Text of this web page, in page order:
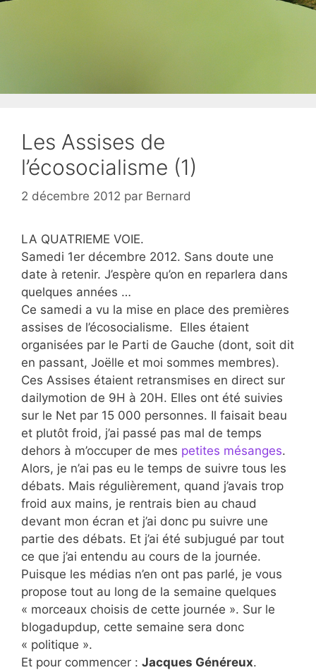
Les Assises de
l’écosocialisme (1)
2 décembre 2012 par Bernard
LA QUATRIEME VOIE.
Samedi 1er décembre 2012. Sans doute une
date à retenir. J’espère qu’on en reparlera dans
quelques années …
Ce samedi a vu la mise en place des premières
assises de l’écosocialisme. Elles étaient
organisées par le Parti de Gauche (dont, soit dit
en passant, Joëlle et moi sommes membres).
Ces Assises étaient retransmises en direct sur
dailymotion de 9H à 20H. Elles ont été suivies
sur le Net par 15 000 personnes. Il faisait beau
et plutôt froid, j’ai passé pas mal de temps
dehors à m’occuper de mes petites mésanges.
Alors, je n’ai pas eu le temps de suivre tous les
débats. Mais régulièrement, quand j’avais trop
froid aux mains, je rentrais bien au chaud
devant mon écran et j’ai donc pu suivre une
partie des débats. Et j’ai été subjugué par tout
ce que j’ai entendu au cours de la journée.
Puisque les médias n’en ont pas parlé, je vous
propose tout au long de la semaine quelques
« morceaux choisis de cette journée ». Sur le
blogadupdup, cette semaine sera donc
« politique ».
Et pour commencer : Jacques Généreux.